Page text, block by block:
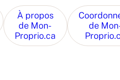
À propos
de Mon-
Proprio.ca
de